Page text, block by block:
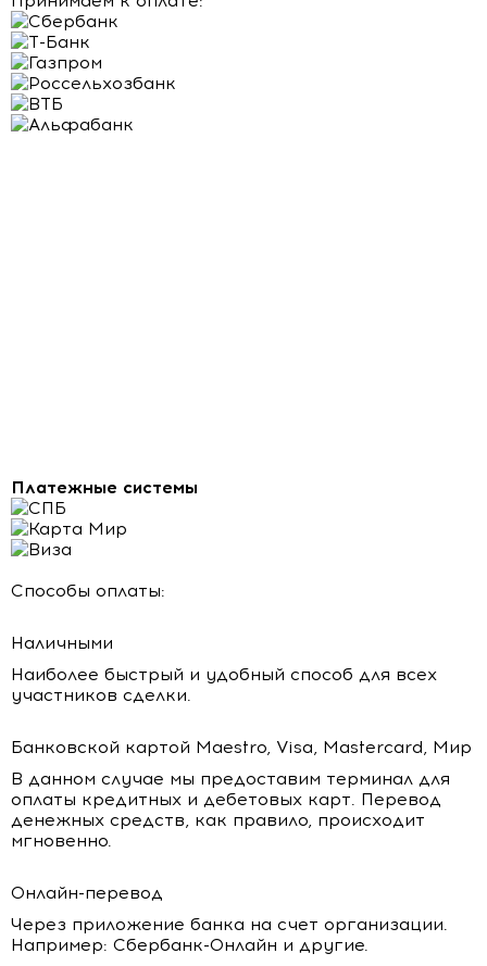
Платежные системы
Способы оплаты:
Наличными
Наиболее быстрый и удобный способ для всех
участников сделки.
Банковской картой Maestro, Visa, Mastercard, Мир
В данном случае мы предоставим терминал для
оплаты кредитных и дебетовых карт. Перевод
денежных средств, как правило, происходит
мгновенно.
Онлайн-перевод
Через приложение банка на счет организации.
Например: Сбербанк-Онлайн и другие.